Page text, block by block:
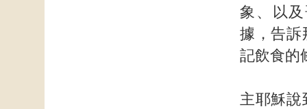
象、以
據，告訴
記飲食的
主耶穌說